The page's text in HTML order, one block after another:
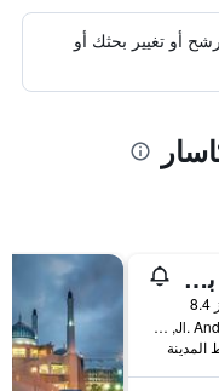
أو تغيير بحثك أو
فور بوينتس باي شيراتون ماكاسار
Jl. Andi Djemma No. 130, ماكاسار, إندونيسيا